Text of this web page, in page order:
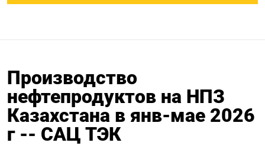
Производство
нефтепродуктов на НПЗ
Казахстана в янв-мае 2026
г -- САЦ ТЭК